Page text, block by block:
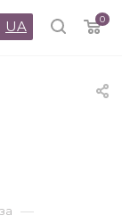
0
UA
—